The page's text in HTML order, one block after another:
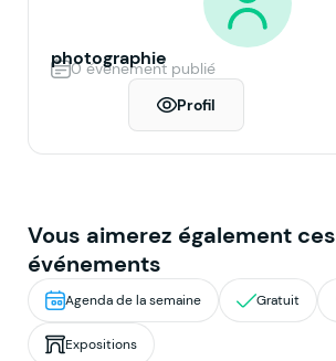
photographie
0 événement publié
Profil
Vous aimerez également ces
événements
Agenda de la semaine Gratuit
Expositions